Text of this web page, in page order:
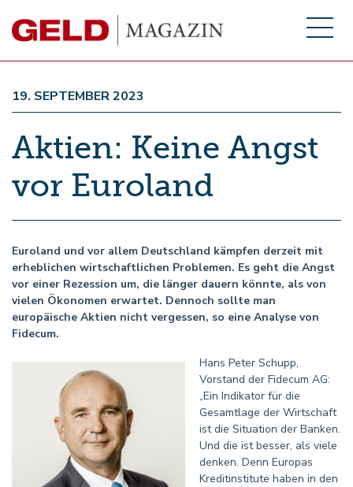
19. SEPTEMBER 2023
Aktien: Keine Angst
vor Euroland
Euroland und vor allem Deutschland kämpfen derzeit mit
erheblichen wirtschaftlichen Problemen. Es geht die Angst
vor einer Rezession um, die länger dauern könnte, als von
vielen Ökonomen erwartet. Dennoch sollte man
europäische Aktien nicht vergessen, so eine Analyse von
Fidecum.
Hans Peter Schupp,
Vorstand der Fidecum AG:
„Ein Indikator für die
Gesamtlage der Wirtschaft
ist die Situation der Banken.
Und die ist besser, als viele
denken. Denn Europas
Kreditinstitute haben in den